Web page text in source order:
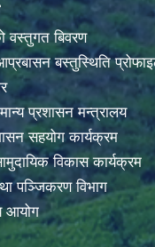
वस्तुगत बिवरण
बस्तुस्थिति
प्रशासन मन्त्रालय
सहयोग कार्यक्रम
विकास कार्यक्रम
पञ्जिकरण विभाग
आयोग